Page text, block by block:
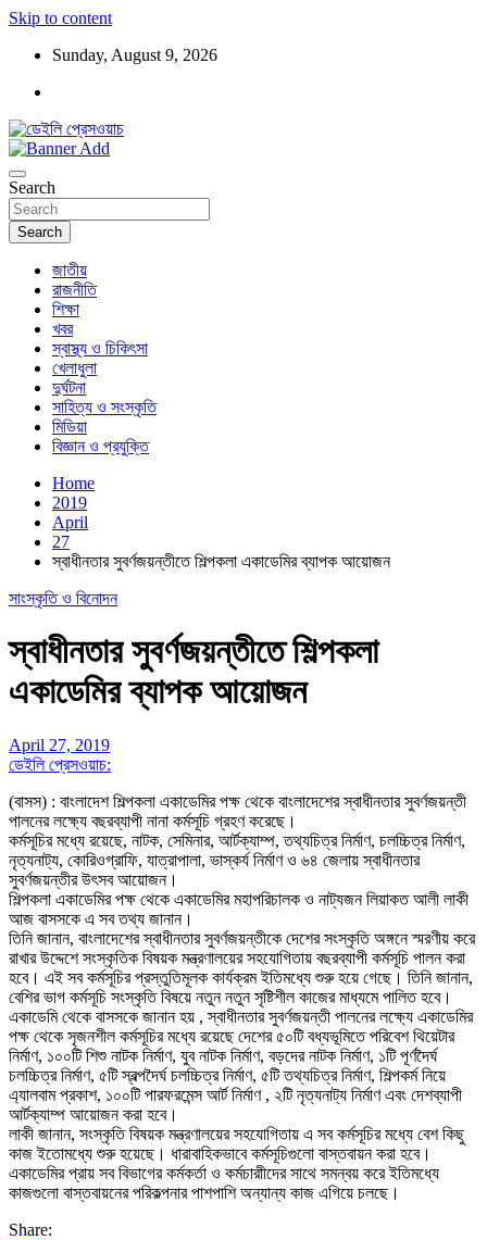
Skip to content
Sunday, August 9, 2026
ডেইলি প্রেসওয়াচ
Search
Search
জাতীয়
রাজনীতি
শিক্ষা
খবর
স্বাস্থ্য ও চিকিৎসা
খেলাধুলা
দুর্ঘটনা
সাহিত্য ও সংস্কৃতি
মিডিয়া
বিজ্ঞান ও প্রযুক্তি
Home
2019
April
27
স্বাধীনতার সুবর্ণজয়ন্তীতে শিল্পকলা একাডেমির ব্যাপক আয়োজন
সাংস্কৃতি ও বিনোদন
স্বাধীনতার সুবর্ণজয়ন্তীতে শিল্পকলা
একাডেমির ব্যাপক আয়োজন
April 27, 2019
ডেইলি প্রেসওয়াচ:
(বাসস) : বাংলাদেশ শিল্পকলা একাডেমির পক্ষ থেকে বাংলাদেশের স্বাধীনতার সুবর্ণজয়ন্তী
পালনের লক্ষ্যে বছরব্যাপী নানা কর্মসূচি গ্রহণ করেছে।
কর্মসূচির মধ্যে রয়েছে, নাটক, সেমিনার, আর্টক্যাম্প, তথ্যচিত্র নির্মাণ, চলচ্চিত্র নির্মাণ,
নৃত্যনাট্য, কোরিওগ্রাফি, যাত্রাপালা, ভাস্কর্য নির্মাণ ও ৬৪ জেলায় স্বাধীনতার
সুবর্ণজয়ন্তীর উৎসব আয়োজন।
শিল্পকলা একাডেমির পক্ষ থেকে একাডেমির মহাপরিচালক ও নাট্যজন লিয়াকত আলী লাকী
আজ বাসসকে এ সব তথ্য জানান।
তিনি জানান, বাংলাদেশের স্বাধীনতার সুবর্ণজয়ন্তীকে দেশের সংস্কৃতি অঙ্গনে স্মরণীয় করে
রাখার উদ্দেশে সংস্কৃতিক বিষয়ক মন্ত্রণালয়ের সহযোগিতায় বছরব্যাপী কর্মসূচি পালন করা
হবে। এই সব কর্মসূচির প্রস্তুতিমূলক কার্যক্রম ইতিমধ্যে শুরু হয়ে গেছে। তিনি জানান,
বেশির ভাগ কর্মসূচি সংস্কৃতি বিষয়ে নতুন নতুন সৃষ্টিশীল কাজের মাধ্যমে পালিত হবে।
একাডেমি থেকে বাসসকে জানান হয় , স্বাধীনতার সুবর্ণজয়ন্তী পালনের লক্ষ্যে একাডেমির
পক্ষ থেকে সৃজনশীল কর্মসূচির মধ্যে রয়েছে দেশের ৫০টি বধ্যভূমিতে পরিবেশ থিয়েটার
নির্মাণ, ১০০টি শিশু নাটক নির্মাণ, যুব নাটক নির্মাণ, বড়দের নাটক নির্মাণ, ১টি পূর্ণদৈর্ঘ
চলচ্চিত্র নির্মাণ, ৫টি স্বল্পদৈর্ঘ চলচ্চিত্র নির্মাণ, ৫টি তথ্যচিত্র নির্মাণ, শিল্পকর্ম নিয়ে
এ্যালবাম প্রকাশ, ১০০টি পারফরমেন্স আর্ট নির্মাণ , ২টি নৃত্যনাট্য নির্মাণ এবং দেশব্যাপী
আর্টক্যাম্প আয়োজন করা হবে।
লাকী জানান, সংস্কৃতি বিষয়ক মন্ত্রণালয়ের সহযোগিতায় এ সব কর্মসূচির মধ্যে বেশ কিছু
কাজ ইতোমধ্যে শুরু হয়েছে। ধারাবাহিকভাবে কর্মসূচিগুলো বাস্তবায়ন করা হবে।
একাডেমির প্রায় সব বিভাগের কর্মকর্তা ও কর্মচারাীদের সাথে সমন্বয় করে ইতিমধ্যে
কাজগুলো বাস্তবায়নের পরিকল্পনার পাশপাশি অন্যান্য কাজ এগিয়ে চলছে।
Share: